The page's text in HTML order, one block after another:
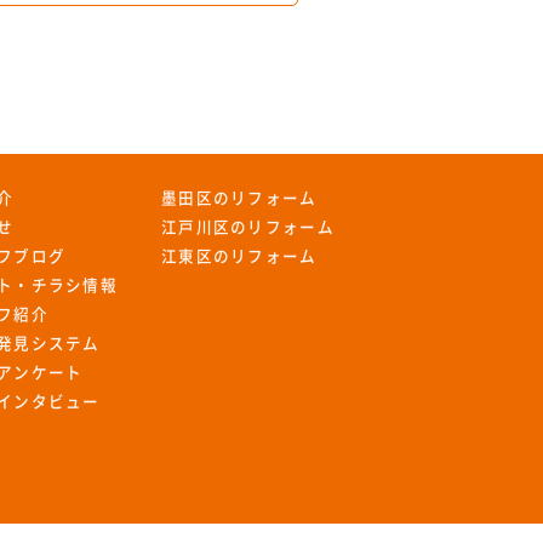
ブログ
・チラシ情報
紹介
見システム
ンケート
ンタビュー
墨田区のリフォーム
江戸川区のリフォーム
江東区のリフォーム